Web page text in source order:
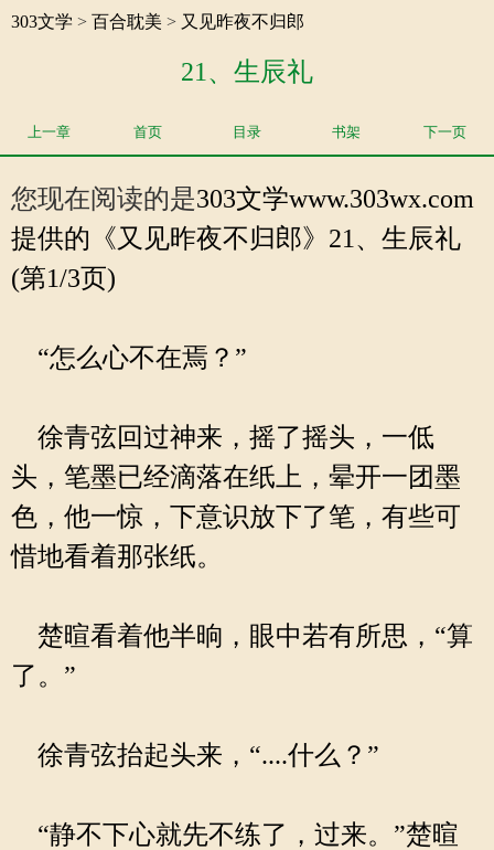
303文学 > 百合耽美 > 又见昨夜不归郎
21、生辰礼
上一章 首页 目录 书架 下一页
您现在阅读的是303文学www.303wx.com
提供的《又见昨夜不归郎》21、生辰礼
(第1/3页)
“怎么心不在焉？”
徐青弦回过神来，摇了摇头，一低
头，笔墨已经滴落在纸上，晕开一团墨
色，他一惊，下意识放下了笔，有些可
惜地看着那张纸。
楚暄看着他半晌，眼中若有所思，“算
了。”
徐青弦抬起头来，“....什么？”
“静不下心就先不练了，过来。”楚暄